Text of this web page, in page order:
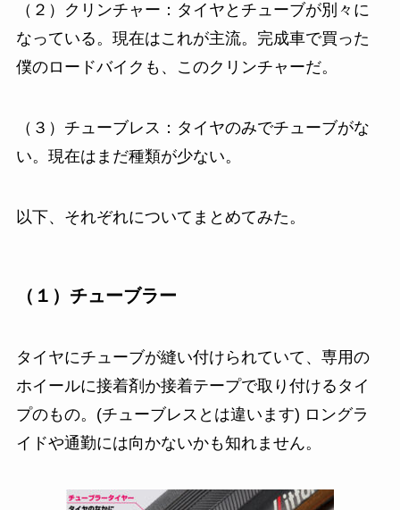
（２）クリンチャー：タイヤとチューブが別々に
なっている。現在はこれが主流。完成車で買った
僕のロードバイクも、このクリンチャーだ。
（３）チューブレス：タイヤのみでチューブがな
い。現在はまだ種類が少ない。
以下、それぞれについてまとめてみた。
（１）チューブラー
タイヤにチューブが縫い付けられていて、専用の
ホイールに接着剤か接着テープで取り付けるタイ
プのもの。(チューブレスとは違います) ロングラ
イドや通勤には向かないかも知れません。